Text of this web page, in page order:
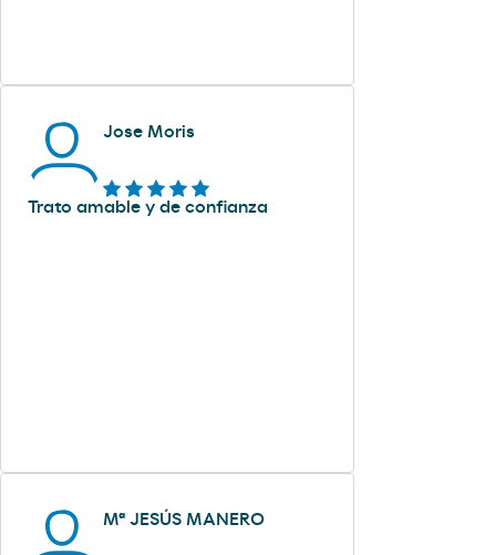
Jose Moris
Trato amable y de confianza
Mª JESÚS MANERO